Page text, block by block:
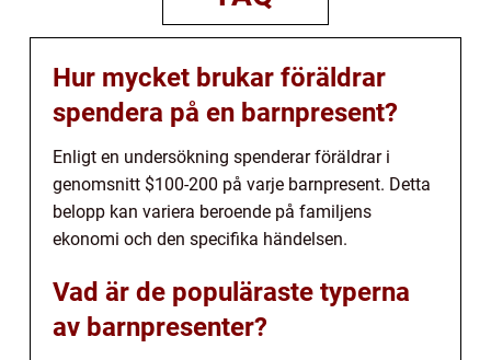
Hur mycket brukar föräldrar
spendera på en barnpresent?
Enligt en undersökning spenderar föräldrar i
genomsnitt $100-200 på varje barnpresent. Detta
belopp kan variera beroende på familjens
ekonomi och den specifika händelsen.
Vad är de populäraste typerna
av barnpresenter?